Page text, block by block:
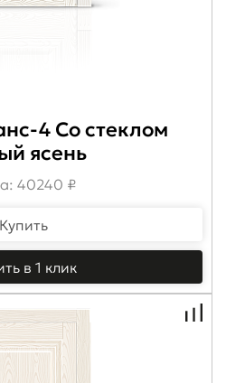
4 Со стеклом
ясень
40240 ₽
Купить
в 1 клик